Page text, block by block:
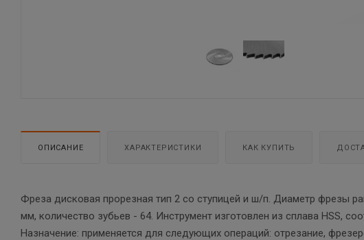
ОПИСАНИЕ ХАРАКТЕРИСТИКИ КАК КУПИТЬ
Фреза дисковая прорезная тип 2 со ступицей и ш/п. Диаметр фрезы
мм, количество зубьев - 64. Инструмент изготовлен из сплава HSS,
Назначение: применяется для следующих операций: отрезание,